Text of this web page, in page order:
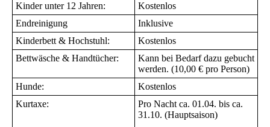
Kinder unter 12 Jahren:
Kostenlos
Endreinigung
Inklusive
Kinderbett & Hochstuhl:
Kostenlos
Bettwäsche & Handtücher:
Kann bei Bedarf dazu gebucht
werden. (10,00 € pro Person)
Hunde:
Kostenlos
Kurtaxe:
Pro Nacht ca. 01.04. bis ca.
31.10. (Hauptsaison)